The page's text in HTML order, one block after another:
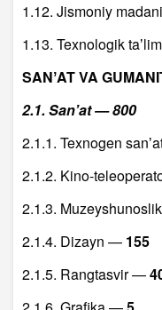
1.12. Jismoniy
1.13. Texnologik
SANʼAT VA
2.1. Sanʼat — 800
2.1.1. Texnogen
2.1.2. Kino-
2.1.3.
2.1.4. Dizayn — 155
2.1.5. Rangtasvir —